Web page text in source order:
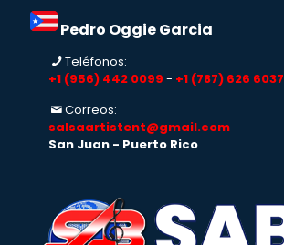
Pedro Oggie Garcia
Teléfonos:
+1 (956) 442 0099 - +1 (787) 626 6037
Correos:
salsaartistent@gmail.com
San Juan - Puerto Rico